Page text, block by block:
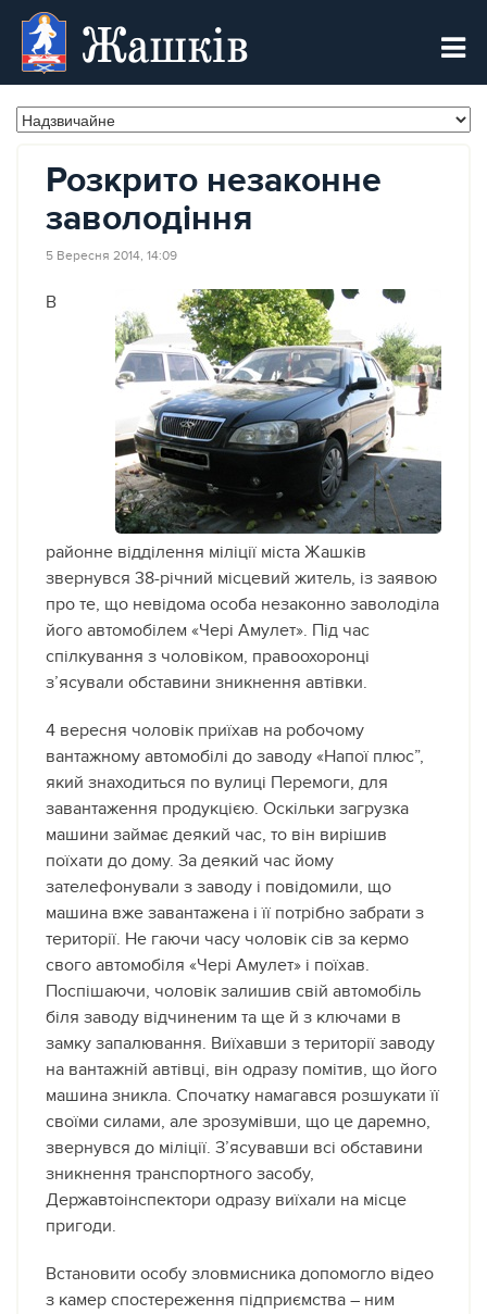
Жашків
Розкрито незаконне
заволодіння
5 Вересня 2014, 14:09
В
районне відділення міліції міста Жашків
звернувся 38-річний місцевий житель, із заявою
про те, що невідома особа незаконно заволоділа
його автомобілем «Чері Амулет». Під час
спілкування з чоловіком, правоохоронці
з’ясували обставини зникнення автівки.
4 вересня чоловік приїхав на робочому
вантажному автомобілі до заводу «Напої плюс”,
який знаходиться по вулиці Перемоги, для
завантаження продукцією. Оскільки загрузка
машини займає деякий час, то він вирішив
поїхати до дому. За деякий час йому
зателефонували з заводу і повідомили, що
машина вже завантажена і її потрібно забрати з
території. Не гаючи часу чоловік сів за кермо
свого автомобіля «Чері Амулет» і поїхав.
Поспішаючи, чоловік залишив свій автомобіль
біля заводу відчиненим та ще й з ключами в
замку запалювання. Виїхавши з території заводу
на вантажній автівці, він одразу помітив, що його
машина зникла. Спочатку намагався розшукати її
своїми силами, але зрозумівши, що це даремно,
звернувся до міліції. З’ясувавши всі обставини
зникнення транспортного засобу,
Державтоінспектори одразу виїхали на місце
пригоди.
Встановити особу зловмисника допомогло відео
з камер спостереження підприємства – ним